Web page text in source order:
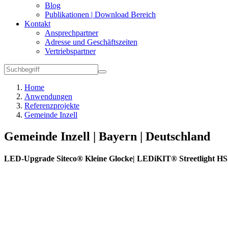
Blog
Publikationen | Download Bereich
Kontakt
Ansprechpartner
Adresse und Geschäftszeiten
Vertriebspartner
Home
Anwendungen
Referenzprojekte
Gemeinde Inzell
Gemeinde Inzell | Bayern | Deutschland
LED-Upgrade Siteco® Kleine Glocke| LEDiKIT® Streetlight